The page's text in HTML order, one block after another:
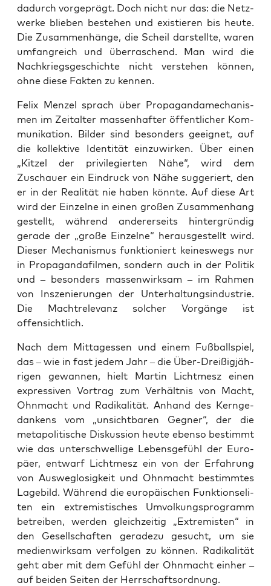
dadurch vor­ge­prägt. Doch nicht nur das: die Netz­
wer­ke blie­ben bestehen und exis­tie­ren bis heu­te.
Die Zusam­men­hän­ge, die Scheil dar­stell­te, waren
umfang­reich und über­ra­schend. Man wird die
Nach­kriegs­ge­schich­te nicht ver­ste­hen kön­nen,
ohne die­se Fak­ten zu kennen.
Felix Men­zel sprach über Pro­pa­gan­da­me­cha­nis­
men im Zeit­al­ter mas­sen­haf­ter öffent­li­cher Kom­
mu­ni­ka­ti­on. Bil­der sind beson­ders geeig­net, auf
die kol­lek­ti­ve Iden­ti­tät ein­zu­wir­ken. Über einen
„Kit­zel der pri­vi­le­gier­ten Nähe“, wird dem
Zuschau­er ein Ein­druck von Nähe sug­ge­riert, den
er in der Rea­li­tät nie haben könn­te. Auf die­se Art
wird der Ein­zel­ne in einen gro­ßen Zusam­men­hang
gestellt, wäh­rend ande­rer­seits hin­ter­grün­dig
gera­de der „gro­ße Ein­zel­ne“ her­aus­ge­stellt wird.
Die­ser Mecha­nis­mus funk­tio­niert kei­nes­wegs nur
in Pro­pa­gan­da­fil­men, son­dern auch in der Poli­tik
und – beson­ders mas­sen­wirk­sam – im Rah­men
von Insze­nie­run­gen der Unter­hal­tungs­in­dus­trie.
Die Macht­re­le­vanz sol­cher Vor­gän­ge ist
offensichtlich.
Nach dem Mit­tag­essen und einem Fuß­ball­spiel,
das – wie in fast jedem Jahr – die Über-Drei­ßig­jäh­
ri­gen gewan­nen, hielt Mar­tin Licht­mesz einen
expres­si­ven Vor­trag zum Ver­hält­nis von Macht,
Ohn­macht und Radi­ka­li­tät. Anhand des Kern­ge­
dan­kens vom „unsicht­ba­ren Geg­ner“, der die
meta­po­li­ti­sche Dis­kus­si­on heu­te eben­so bestimmt
wie das unter­schwel­li­ge Lebens­ge­fühl der Euro­
pä­er, ent­warf Licht­mesz ein von der Erfah­rung
von Aus­weg­lo­sig­keit und Ohn­macht bestimm­tes
Lage­bild. Wäh­rend die euro­päi­schen Funk­ti­ons­eli­
ten ein extre­mis­ti­sches Umvol­kungs­pro­gramm
betrei­ben, wer­den gleich­zei­tig „Extre­mis­ten“ in
den Gesell­schaf­ten gera­de­zu gesucht, um sie
medi­en­wirk­sam ver­fol­gen zu kön­nen. Radi­ka­li­tät
geht aber mit dem Gefühl der Ohn­macht ein­her –
auf bei­den Sei­ten der Herrschaftsordnung.